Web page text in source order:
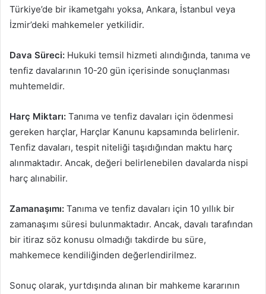
Türkiye’de bir ikametgahı yoksa, Ankara, İstanbul veya
İzmir’deki mahkemeler yetkilidir.
Dava Süreci: Hukuki temsil hizmeti alındığında, tanıma ve
tenfiz davalarının 10-20 gün içerisinde sonuçlanması
muhtemeldir.
Harç Miktarı: Tanıma ve tenfiz davaları için ödenmesi
gereken harçlar, Harçlar Kanunu kapsamında belirlenir.
Tenfiz davaları, tespit niteliği taşıdığından maktu harç
alınmaktadır. Ancak, değeri belirlenebilen davalarda nispi
harç alınabilir.
Zamanaşımı: Tanıma ve tenfiz davaları için 10 yıllık bir
zamanaşımı süresi bulunmaktadır. Ancak, davalı tarafından
bir itiraz söz konusu olmadığı takdirde bu süre,
mahkemece kendiliğinden değerlendirilmez.
Sonuç olarak, yurtdışında alınan bir mahkeme kararının